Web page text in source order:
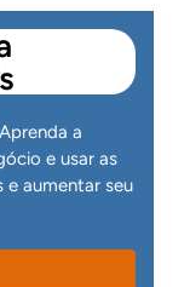
a
e usar as
e aumentar seu